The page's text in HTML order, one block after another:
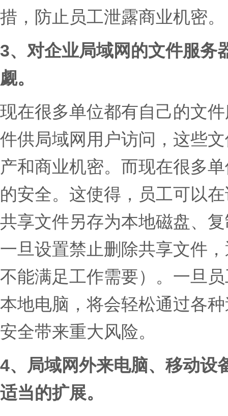
措，防止员工泄露商业机密。
3、 对企业局域网的文件服务
觑。
现在很多单位都有自己的文
件供局域网用户访问，这些
产和商业机密。而现在很多
的安全。这使得，员工可以
共享文件另存为本地磁盘、
一旦设置禁止删除共享文件
不能满足工作需要）。一旦
本地电脑，将会轻松通过各
安全带来重大风险。
4、局域网外来电脑、移动设
适当的扩展。